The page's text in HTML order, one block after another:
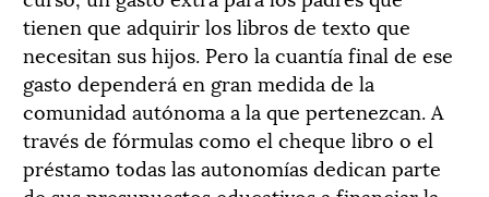
tienen que adquirir los libros de texto que
necesitan sus hijos. Pero la cuantía final de ese
gasto dependerá en gran medida de la
comunidad autónoma a la que pertenezcan. A
través de fórmulas como el cheque libro o el
préstamo todas las autonomías dedican parte